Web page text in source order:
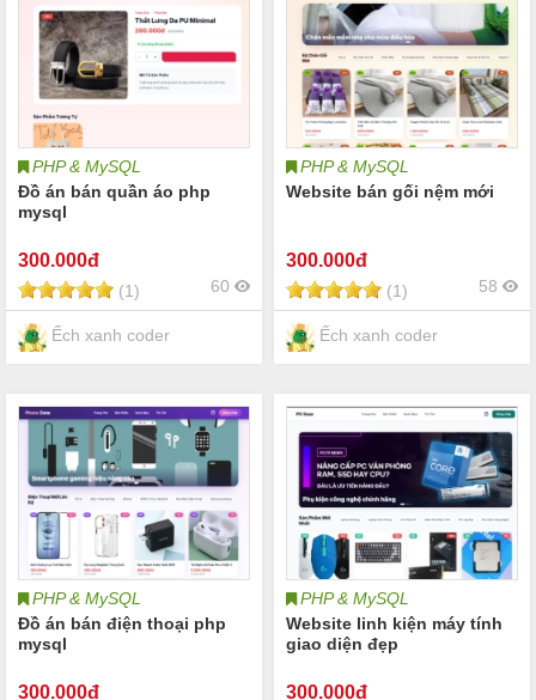
PHP & MySQL
Đồ án bán quần áo php
mysql
300.000đ
(1) 60
Ếch xanh coder
PHP & MySQL
Website bán gối nệm mới
300.000đ
(1) 58
Ếch xanh coder
PHP & MySQL
Đồ án bán điện thoại php
mysql
300.000đ
PHP & MySQL
Website linh kiện máy tính
giao diện đẹp
300.000đ